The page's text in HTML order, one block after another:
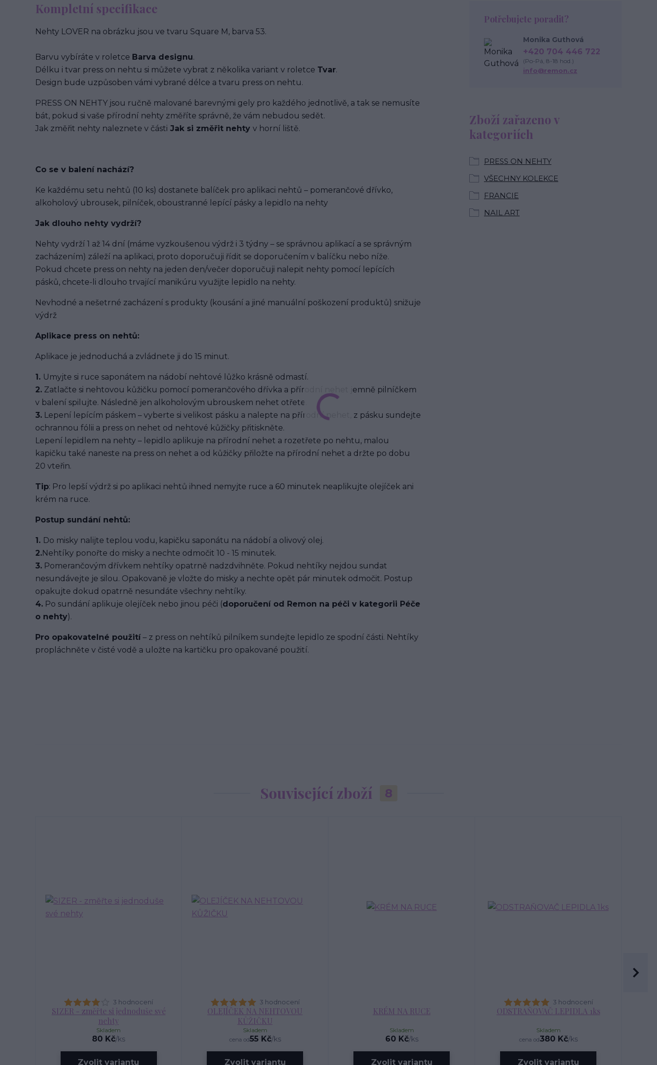
Kompletní specifikace
Nehty LOVER na obrázku jsou ve tvaru Square M, barva 53.
Barvu vybíráte v roletce Barva designu.
Délku i tvar press on nehtu si můžete vybrat z několika variant v roletce Tvar.
Design bude uzpůsoben vámi vybrané délce a tvaru press on nehtu.
PRESS ON NEHTY jsou ručně malované barevnými gely pro každého jednotlivě, a tak se nemusíte
bát, pokud si vaše přírodní nehty změříte správně, že vám nebudou sedět.
Jak změřit nehty naleznete v části Jak si změřit nehty v horní liště.
Co se v balení nachází?
Ke každému setu nehtů (10 ks) dostanete balíček pro aplikaci nehtů – pomerančové dřívko,
alkoholový ubrousek, pilníček, oboustranné lepící pásky a lepidlo na nehty
Jak dlouho nehty vydrží?
Nehty vydrží 1 až 14 dní (máme vyzkoušenou výdrž i 3 týdny – se správnou aplikací a se správným
zacházením) záleží na aplikaci, proto doporučuji řídit se doporučením v balíčku nebo níže.
Pokud chcete press on nehty na jeden den/večer doporučuji nalepit nehty pomocí lepících
pásků, chcete-li dlouho trvající manikúru využijte lepidlo na nehty.
Nevhodné a nešetrné zacházení s produkty (kousání a jiné manuální poškození produktů) snižuje
výdrž
Aplikace press on nehtů:
Aplikace je jednoduchá a zvládnete ji do 15 minut.
1. Umyjte si ruce saponátem na nádobí nehtové lůžko krásně odmastí.
2. Zatlačte si nehtovou kůžičku pomocí pomerančového dřívka a přírodní nehet jemně pilníčkem
v balení spilujte. Následně jen alkoholovým ubrouskem nehet otřete.
3. Lepení lepícím páskem – vyberte si velikost pásku a nalepte na přírodní nehet, z pásku sundejte
ochrannou fólii a press on nehet od nehtové kůžičky přitiskněte.
Lepení lepidlem na nehty – lepidlo aplikuje na přírodní nehet a rozetřete po nehtu, malou
kapičku také naneste na press on nehet a od kůžičky přiložte na přírodní nehet a držte po dobu
20 vteřin.
Tip: Pro lepší výdrž si po aplikaci nehtů ihned nemyjte ruce a 60 minutek neaplikujte olejíček ani
krém na ruce.
Postup sundání nehtů:
1. Do misky nalijte teplou vodu, kapičku saponátu na nádobí a olivový olej.
2.Nehtíky ponořte do misky a nechte odmočit 10 - 15 minutek.
3. Pomerančovým dřívkem nehtíky opatrně nadzdvihněte. Pokud nehtíky nejdou sundat
nesundávejte je silou. Opakovaně je vložte do misky a nechte opět pár minutek odmočit. Postup
opakujte dokud opatrně nesundáte všechny nehtíky.
4. Po sundání aplikuje olejíček nebo jinou péči (doporučení od Remon na péči v kategorii Péče
o nehty).
Pro opakovatelné použití – z press on nehtíků pilníkem sundejte lepidlo ze spodní části. Nehtíky
propláchněte v čisté vodě a uložte na kartičku pro opakované použití.
Zboží zařazeno v
kategoriích
PRESS ON NEHTY
VŠECHNY KOLEKCE
FRANCIE
NAIL ART
Potřebujete poradit?
Monika Guthová
+420 704 446 722
(Po-Pá, 8-18 hod.)
info@remon.cz
Související zboží 8
3 hodnocení
SIZER - změřte si jednoduše své
nehty
80 Kč/ks
Skladem
Zvolit variantu
3 hodnocení
OLEJÍČEK NA NEHTOVOU
KŮŽIČKU
cena od55 Kč/ks
Skladem
Zvolit variantu
KRÉM NA RUCE
60 Kč/ks
Skladem
Zvolit variantu
3 hodnocení
ODSTRAŇOVAČ LEPIDLA 1ks
cena od380 Kč/ks
Skladem
Zvolit variantu